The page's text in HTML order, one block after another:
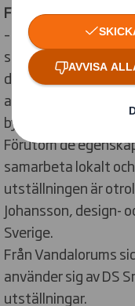
Fantastiskt
– Materialet kommer
som ofta och gärna
detta, är vi
att använda vårt
bygga i, kan bära
Förutom de
samarbeta lokalt
utställningen är
Johansson, design-
Sverige.
Från Vandalorums
använder sig av DS
utställningar.